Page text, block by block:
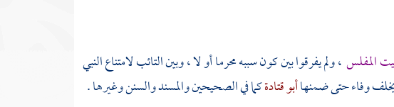
المفلس، ولم يفرقوا بين كون سببه محرما أو لا ، وبين التائب لامتناع النبي
يخلف وفاء حتى ضمنهاأبو قتادةكما في الصحيحين والمسند والسنن وغيرها .